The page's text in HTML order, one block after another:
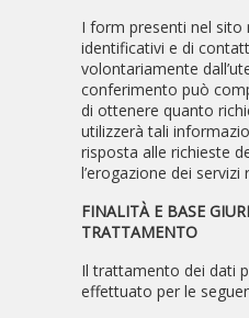
I form presenti nel sito
identificativi e di
volontariamente
conferimento può
di ottenere quanto
utilizzerà tali
risposta alle richieste
l’erogazione dei servizi
FINALITÀ E BASE
TRATTAMENTO
Il trattamento dei dati
effettuato per le